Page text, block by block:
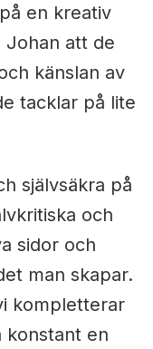
en kreativ
Johan att de
känslan av
tacklar på lite
självsäkra på
och
sidor och
man skapar.
kompletterar
konstant en